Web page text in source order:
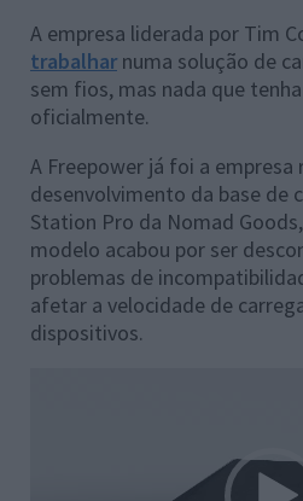
A empresa liderada por Tim
trabalhar numa solução de
sem fios, mas nada que
oficialmente.
A Freepower já foi a empresa
desenvolvimento da base de
Station Pro da Nomad
modelo acabou por ser
problemas de
afetar a velocidade de
dispositivos.